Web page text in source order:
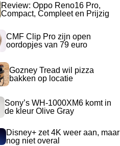
Review: Oppo Reno16 Pro,
Compact, Compleet en Prijzig
CMF Clip Pro zijn open
oordopjes van 79 euro
Gozney Tread wil pizza
bakken op locatie
Sony’s WH-1000XM6 komt in
de kleur Olive Gray
Disney+ zet 4K weer aan, maar
nog niet overal